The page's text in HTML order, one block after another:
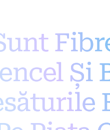
Și